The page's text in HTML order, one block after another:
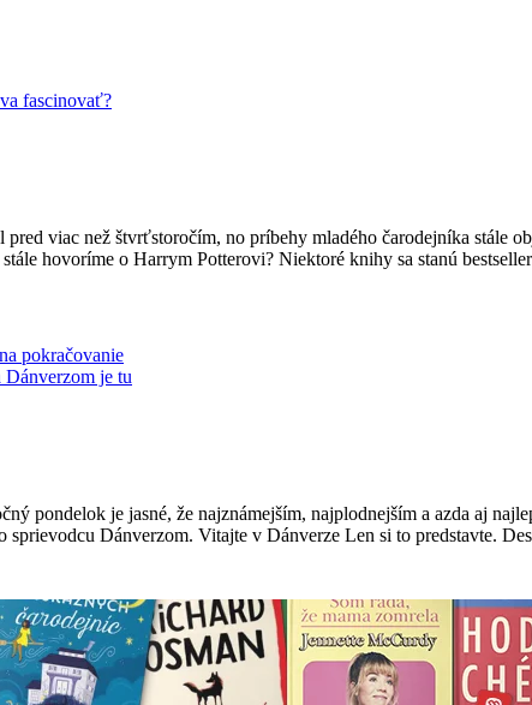
fascinovať?
viac než štvrťstoročím, no príbehy mladého čarodejníka
hovoríme o Harrym Potterovi? Niektoré knihy sa stanú
pokračovanie
je tu
pondelok je jasné, že najznámejším, najplodnejším a azda aj
sprievodcu Dánverzom. Vitajte v Dánverze Len si to predstavte.